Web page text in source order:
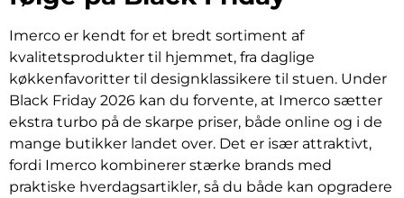
Imerco er kendt for et bredt sortiment af
kvalitetsprodukter til hjemmet, fra daglige
køkkenfavoritter til designklassikere til stuen. Under
Black Friday 2026 kan du forvente, at Imerco sætter
ekstra turbo på de skarpe priser, både online og i de
mange butikker landet over. Det er især attraktivt,
fordi Imerco kombinerer stærke brands med
praktiske hverdagsartikler, så du både kan opgradere